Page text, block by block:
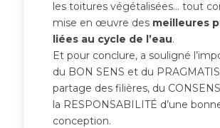
les toitures végétalisées… tout
mise en œuvre des meilleures
liées au cycle de l’eau.
Et pour conclure, a souligné
du BON SENS et du
partage des filières, du
la RESPONSABILITÉ d’une
conception.